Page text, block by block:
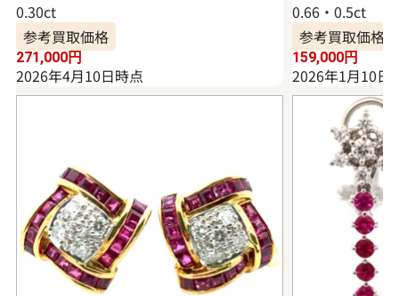
0.30ct
参考買取価格
271,000円
2026年4月10日時点
0.66・0.5ct
参考買取価格
159,000円
2026年1月10日